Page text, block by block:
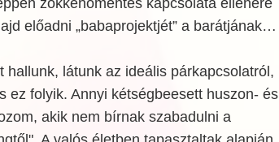
zökkenőmentes kapcsolata ellenére
előadni „babaprojektjét” a barátjának…
hallunk, látunk az ideális párkapcsolatról,
ez folyik. Annyi kétségbeesett huszon- és
akik nem bírnak szabadulni a